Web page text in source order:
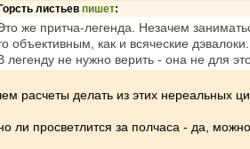
Горсть листьев пишет:
же притча-легенда. Незачем
объективным, как и всяческие дэвалоки.
легенду не нужно верить - она не для
расчеты делать из этих нереальных
ли просветлится за полчаса - да,